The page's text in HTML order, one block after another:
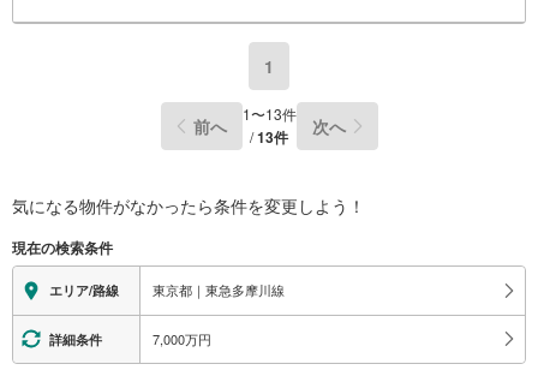
1
前へ 1〜13件
/13件 次へ
気になる物件がなかったら条件を変更しよう！
現在の検索条件
エリア/路線 東京都｜東急多摩川線
詳細条件 7,000万円